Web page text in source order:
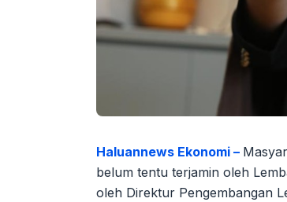
Haluannews Ekonomi –
belum tentu terjamin oleh
oleh Direktur Pengembangan